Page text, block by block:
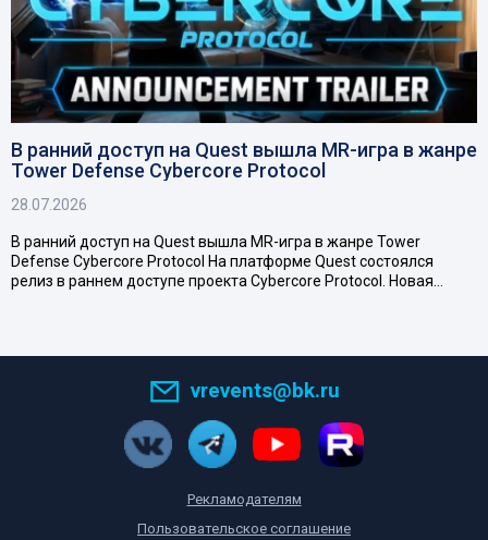
В ранний доступ на Quest вышла MR-игра в жанре
Tower Defense Cybercore Protocol
28.07.2026
В ранний доступ на Quest вышла MR-игра в жанре Tower
Defense Cybercore Protocol На платформе Quest состоялся
релиз в раннем доступе проекта Cybercore Protocol. Новая…
vrevents@bk.ru
Рекламодателям
Пользовательское соглашение